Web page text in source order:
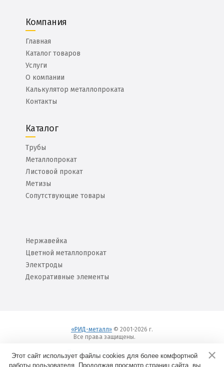
Компания
Главная
Каталог товаров
Услуги
О компании
Калькулятор металлопроката
Контакты
Каталог
Трубы
Металлопрокат
Листовой прокат
Метизы
Сопутствующие товары
Нержавейка
Цветной металлопрокат
Электроды
Декоративные элементы
«РИД-металл»© 2001-2026 г.
Все права защищены.
Пользовательское соглашение
Этот сайт использует файлы cookies для более комфортной
работы пользователя. Продолжая просмотр страниц сайта, вы